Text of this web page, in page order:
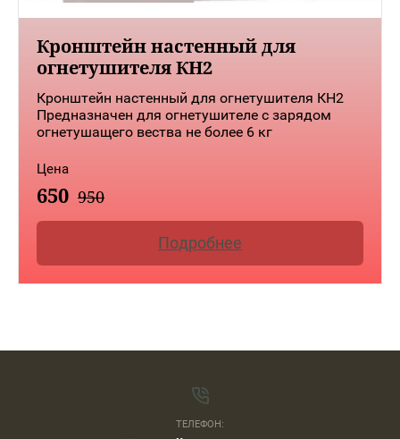
Кронштейн настенный для
огнетушителя КН2
Кронштейн настенный для огнетушителя КН2
Предназначен для огнетушителе с зарядом
огнетушащего вества не более 6 кг
Цена
650 950
Подробнее
ТЕЛЕФОН: